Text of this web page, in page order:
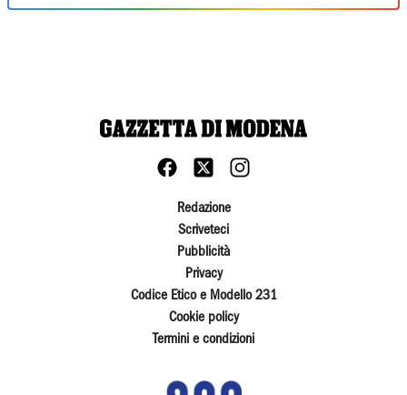
Redazione
Scriveteci
Pubblicità
Privacy
Codice Etico e Modello 231
Cookie policy
Termini e condizioni